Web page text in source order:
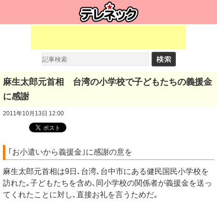
麻生太郎元首相 台湾の小学校で子どもたちの義援金
に感謝
2011年10月13日 12:00
｢お小遣いから義援金｣に感謝の意を
麻生太郎元首相は9日､台湾､台中市にある健民国民小学校を
訪れた｡子どもたちを含め､同小学校の関係者が義援金を送っ
てくれたことに対し､直接お礼を言うためだ｡